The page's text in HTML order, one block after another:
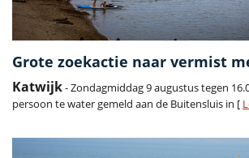
Grote zoekactie naar vermist
Katwijk- Zondagmiddag 9 augustus tegen
persoon te water gemeld aan de Buitensluis in [